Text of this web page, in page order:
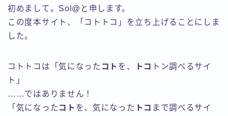
初めまして。Sol@と申します。
この度本サイト、「コトトコ」を立ち上げることにしま
した。
コトトコは「気になった コト を、 トコ トン調べるサイ
ト」
……ではありません！
「気になった コト を、気になった トコ まで調べるサイ